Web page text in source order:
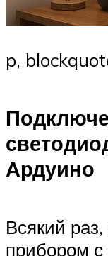
p,
Ардуино
Всякий
прибором